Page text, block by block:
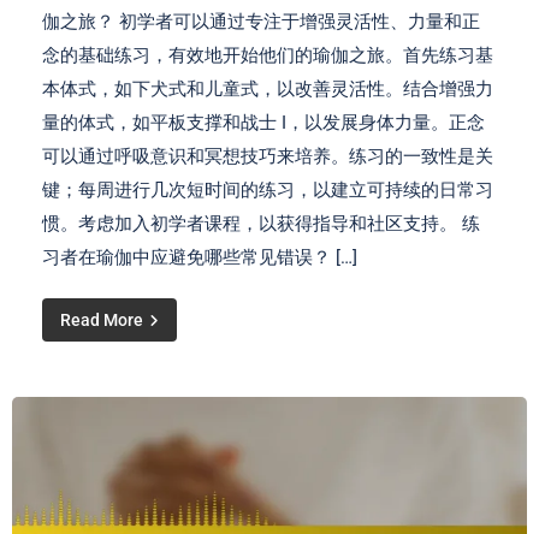
伽之旅？ 初学者可以通过专注于增强灵活性、力量和正
念的基础练习，有效地开始他们的瑜伽之旅。首先练习基
本体式，如下犬式和儿童式，以改善灵活性。结合增强力
量的体式，如平板支撑和战士 I，以发展身体力量。正念
可以通过呼吸意识和冥想技巧来培养。练习的一致性是关
键；每周进行几次短时间的练习，以建立可持续的日常习
惯。考虑加入初学者课程，以获得指导和社区支持。 练
习者在瑜伽中应避免哪些常见错误？ […]
Read More